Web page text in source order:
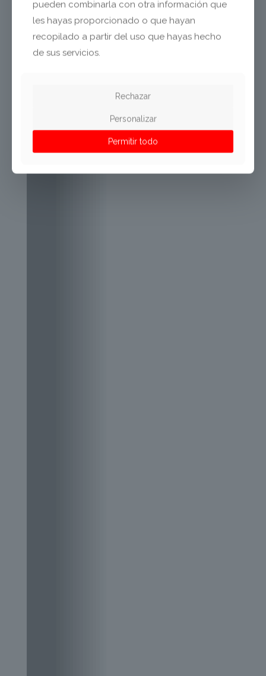
pueden combinarla con otra información que
les hayas proporcionado o que hayan
recopilado a partir del uso que hayas hecho
de sus servicios.
Rechazar
Personalizar
Permitir todo